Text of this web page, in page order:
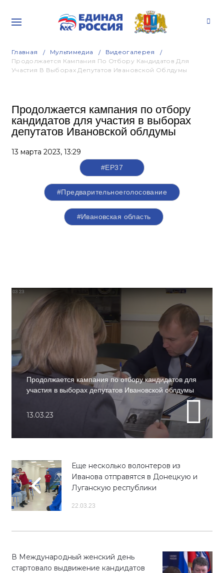
Главная Мультимедиа
Видеогалерея
Продолжается Кампания По Отбору Кандидатов Для
Участия В Выборах Депутатов Ивановской Облдумы
Продолжается кампания по отбору
кандидатов для участия в выборах
депутатов Ивановской облдумы
13 марта 2023, 13:29
#ЕР37
#Предварительноеголосование
#Ивановская область
Продолжается кампания по отбору кандидатов для
участия в выборах депутатов Ивановской облдумы
13.03.23
Еще несколько волонтеров из
Иванова отправятся в Донецкую и
Луганскую республики
22.03.23
В Международный женский день
стартовало выдвижение кандидатов